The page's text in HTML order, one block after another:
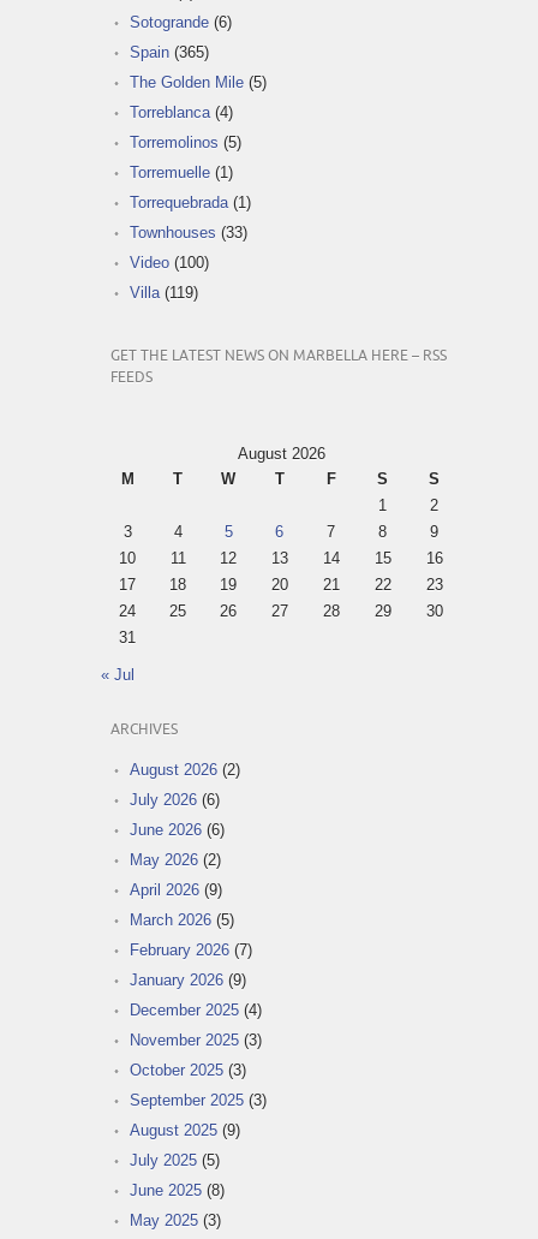
Sotogrande (6)
Spain (365)
The Golden Mile (5)
Torreblanca (4)
Torremolinos (5)
Torremuelle (1)
Torrequebrada (1)
Townhouses (33)
Video (100)
Villa (119)
GET THE LATEST NEWS ON MARBELLA HERE – RSS
FEEDS
August 2026
M
T W T F S
S
1
2
3
4 5 6 7 8
9
10
11 12 13 14 15
16
17
18 19 20 21 22
23
24
25 26 27 28 29
30
31
« Jul
ARCHIVES
August 2026 (2)
July 2026 (6)
June 2026 (6)
May 2026 (2)
April 2026 (9)
March 2026 (5)
February 2026 (7)
January 2026 (9)
December 2025 (4)
November 2025 (3)
October 2025 (3)
September 2025 (3)
August 2025 (9)
July 2025 (5)
June 2025 (8)
May 2025 (3)